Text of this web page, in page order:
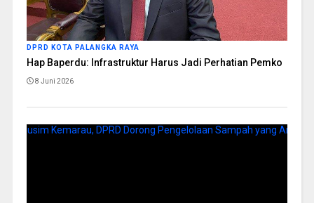
DPRD KOTA PALANGKA RAYA
Hap Baperdu: Infrastruktur Harus Jadi Perhatian Pemko
8 Juni 2026